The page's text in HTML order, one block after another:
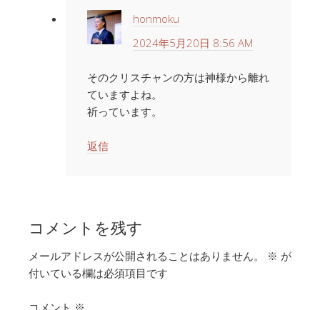
honmoku
2024年5月20日 8:56 AM
そのクリスチャンの方は神様から離れ
ていますよね。
祈っています。
返信
コメントを残す
メールアドレスが公開されることはありません。 ※ が
付いている欄は必須項目です
コメント ※